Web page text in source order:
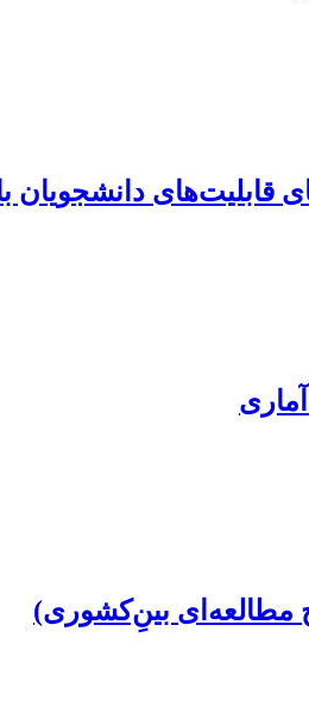
قابلیت‌های
مطالعه‌ای بین‌ِکشوری)